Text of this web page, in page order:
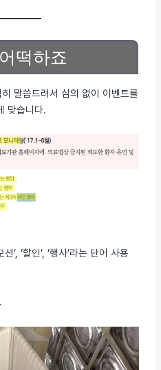
떡하죠
말씀드려서 심의 없이 이벤트를
맞습니다.
’, ‘할인’, ‘행사’라는 단어 사용